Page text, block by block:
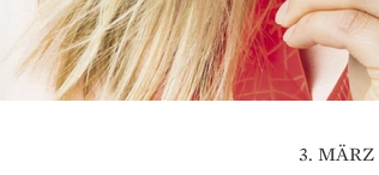
3. MÄRZ